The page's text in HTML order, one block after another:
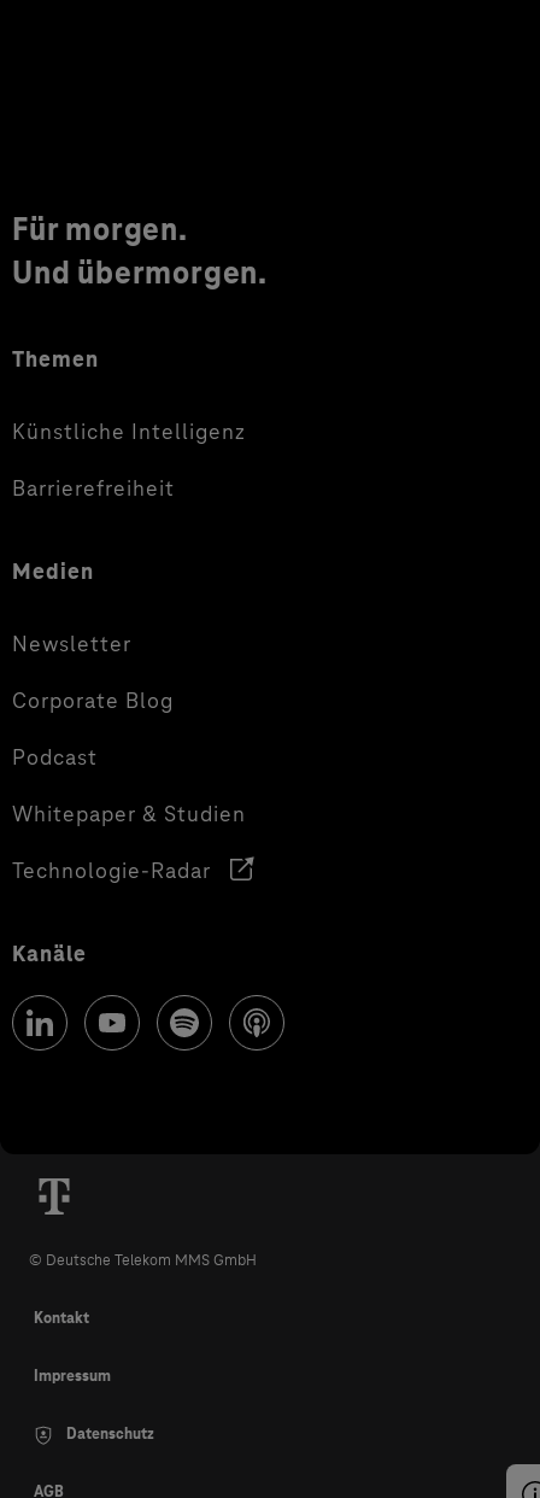
Für morgen.
Und übermorgen.
Themen
Künstliche Intelligenz
Barrierefreiheit
Medien
Newsletter
Corporate Blog
Podcast
Whitepaper & Studien
Technologie-Radar
Kanäle
© Deutsche Telekom MMS GmbH
Kontakt
Impressum
Datenschutz
AGB